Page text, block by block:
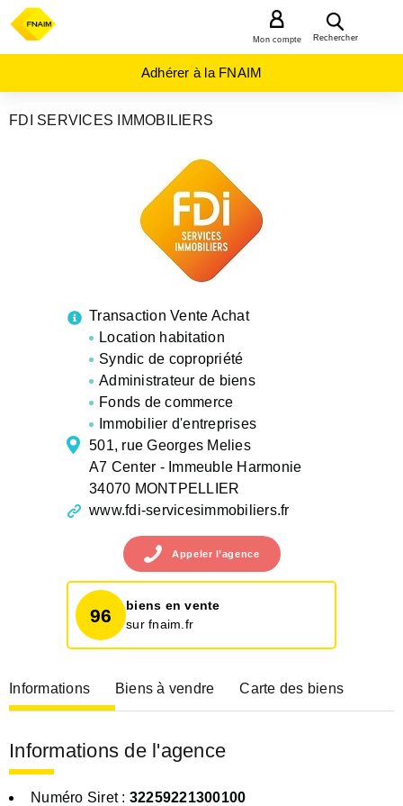
Rechercher
Mon compte
Adhérer à la FNAIM
FDI SERVICES IMMOBILIERS
Transaction Vente Achat
Location habitation
Syndic de copropriété
Administrateur de biens
Fonds de commerce
Immobilier d'entreprises
501, rue Georges Melies
A7 Center - Immeuble Harmonie
34070 MONTPELLIER
www.fdi-servicesimmobiliers.fr
Appeler l’agence
96
biens en vente
sur fnaim.fr
Informations Biens à vendre Carte des biens
Informations de l'agence
Numéro Siret : 32259221300100